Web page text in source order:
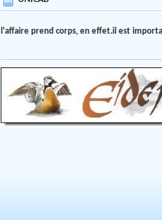
l'affaire prend corps, en effet.il est